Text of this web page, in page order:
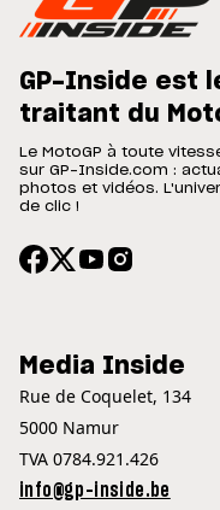
GP-Inside est
traitant du
Le MotoGP à toute
sur GP-Inside.com :
photos et vidéos.
de clic !
Media Inside
Rue de Coquelet, 134
5000 Namur
TVA 0784.921.426
info@gp-inside.be